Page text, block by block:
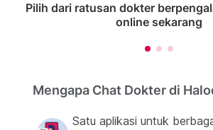
Pilih dari ratusan dokter
online sekarang
Mengapa Chat Dokter di
Satu aplikasi untuk